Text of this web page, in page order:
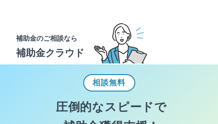
補助金のご相談なら
補助金クラウド
相談無料
圧倒的なスピードで